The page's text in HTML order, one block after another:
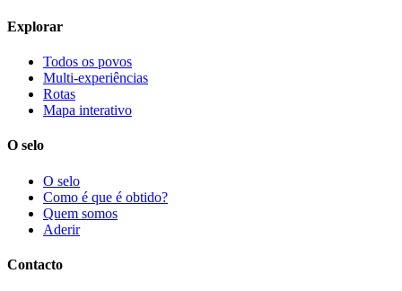
Explorar
Todos os povos
Multi-experiências
Rotas
Mapa interativo
O selo
O selo
Como é que é obtido?
Quem somos
Aderir
Contacto